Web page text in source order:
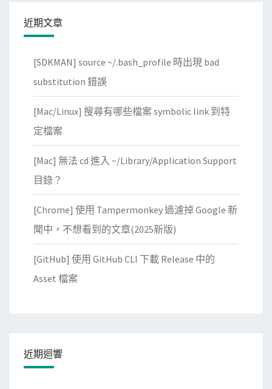
近期文章
[SDKMAN] source ~/.bash_profile 時出現 bad
substitution 錯誤
[Mac/Linux] 搜尋有哪些檔案 symbolic link 到特
定檔案
[Mac] 無法 cd 進入 ~/Library/Application Support
目錄？
[Chrome] 使用 Tampermonkey 過濾掉 Google 新
聞中，不想看到的文章(2025新版)
[GitHub] 使用 GitHub CLI 下載 Release 中的
Asset 檔案
近期迴響